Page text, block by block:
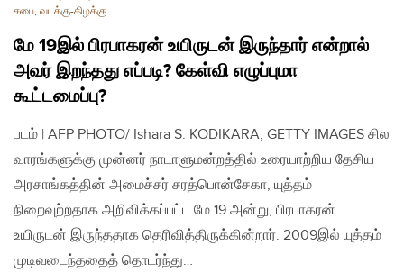
சபை, வடக்கு-கிழக்கு
மே 19இல் பிரபாகரன் உயிருடன் இருந்தார் என்றால்
அவர் இறந்தது எப்படி? கேள்வி எழுப்புமா
கூட்டமைப்பு?
படம் | AFP PHOTO/ Ishara S. KODIKARA, GETTY IMAGES சில
வாரங்களுக்கு முன்னர் நாடாளுமன்றத்தில் உரையாற்றிய தேசிய
அரசாங்கத்தின் அமைச்சர் சரத்பொன்சேகா, யுத்தம்
நிறைவுற்றதாக அறிவிக்கப்பட்ட மே 19 அன்று, பிரபாகரன்
உயிருடன் இருந்ததாக தெரிவித்திருக்கின்றார். 2009இல் யுத்தம்
முடிவடைந்ததைத் தொடர்ந்து…